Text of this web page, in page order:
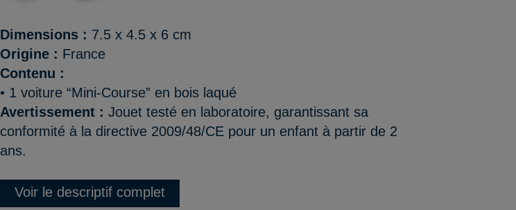
Dimensions : 7.5 x 4.5 x 6 cm
Origine : France
Contenu :
• 1 voiture “Mini-Course” en bois laqué
Avertissement :Jouet testé en laboratoire, garantissant sa
conformité à la directive 2009/48/CE pour un enfant à partir de 2
ans.
Voir le descriptif complet